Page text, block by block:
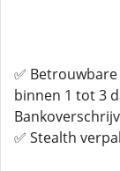
✅
binnen 1 tot 3
✅ Stealth